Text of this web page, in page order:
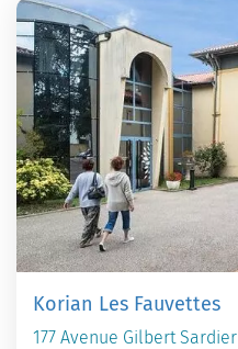
Korian Les Fauvettes
177 Avenue Gilbert Sardier